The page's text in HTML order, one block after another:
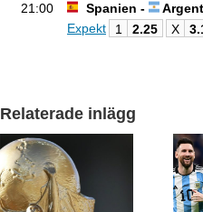
21:00 Spanien -
Expekt
1 2.25 X
Relaterade inlägg